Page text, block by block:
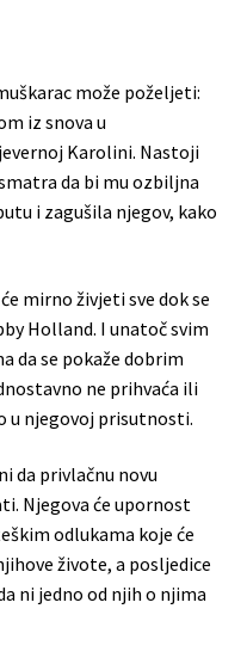
može poželjeti:
iz snova u
Karolini. Nastoji
da bi mu ozbiljna
i zagušila njegov, kako
mirno živjeti sve dok se
Holland. I unatoč svim
da se pokaže dobrim
ne prihvaća ili
u njegovoj prisutnosti.
da privlačnu novu
Njegova će upornost
odlukama koje će
živote, a posljedice
ni jedno od njih o njima